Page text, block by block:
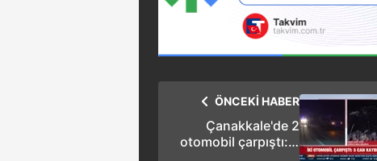
ÖNCEKİ HABER
Çanakkale'de 2
otomobil çarpıştı: 5